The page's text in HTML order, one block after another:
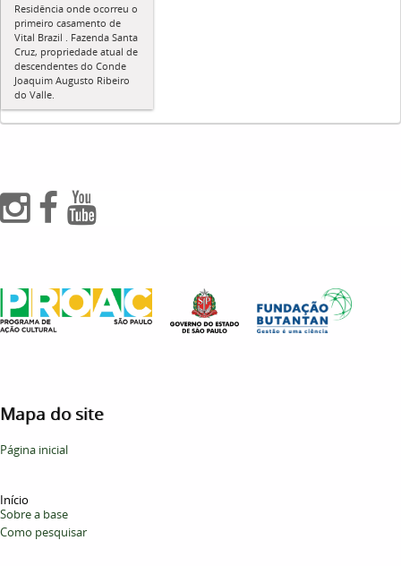
Residência onde ocorreu o
primeiro casamento de
Vital Brazil . Fazenda Santa
Cruz, propriedade atual de
descendentes do Conde
Joaquim Augusto Ribeiro
do Valle.
Mapa do site
Página inicial
Início
Sobre a base
Como pesquisar